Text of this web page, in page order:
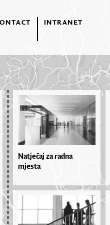
INTRANET
Natječaj za radna
mjesta